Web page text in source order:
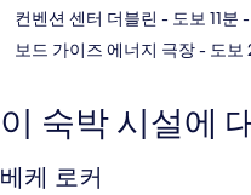
컨벤션 센터 더블린 - 도보 11분
보드 가이즈 에너지 극장- 도보
이 숙박 시설에
베케 로커